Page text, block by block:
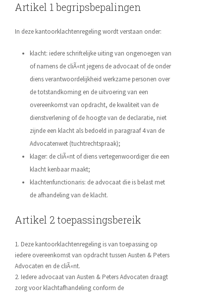
Artikel 1 begripsbepalingen
In deze kantoorklachtenregeling wordt verstaan onder:
klacht: iedere schriftelijke uiting van ongenoegen van
of namens de cliÃ«nt jegens de advocaat of de onder
diens verantwoordelijkheid werkzame personen over
de totstandkoming en de uitvoering van een
overeenkomst van opdracht, de kwaliteit van de
dienstverlening of de hoogte van de declaratie, niet
zijnde een klacht als bedoeld in paragraaf 4 van de
Advocatenwet (tuchtrechtspraak);
klager: de cliÃ«nt of diens vertegenwoordiger die een
klacht kenbaar maakt;
klachtenfunctionaris: de advocaat die is belast met
de afhandeling van de klacht.
Artikel 2 toepassingsbereik
1. Deze kantoorklachtenregeling is van toepassing op
iedere overeenkomst van opdracht tussen Austen & Peters
Advocaten en de cliÃ«nt.
2. Iedere advocaat van Austen & Peters Advocaten draagt
zorg voor klachtafhandeling conform de